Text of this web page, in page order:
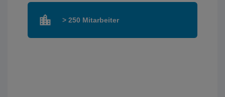
> 250 Mitarbeiter